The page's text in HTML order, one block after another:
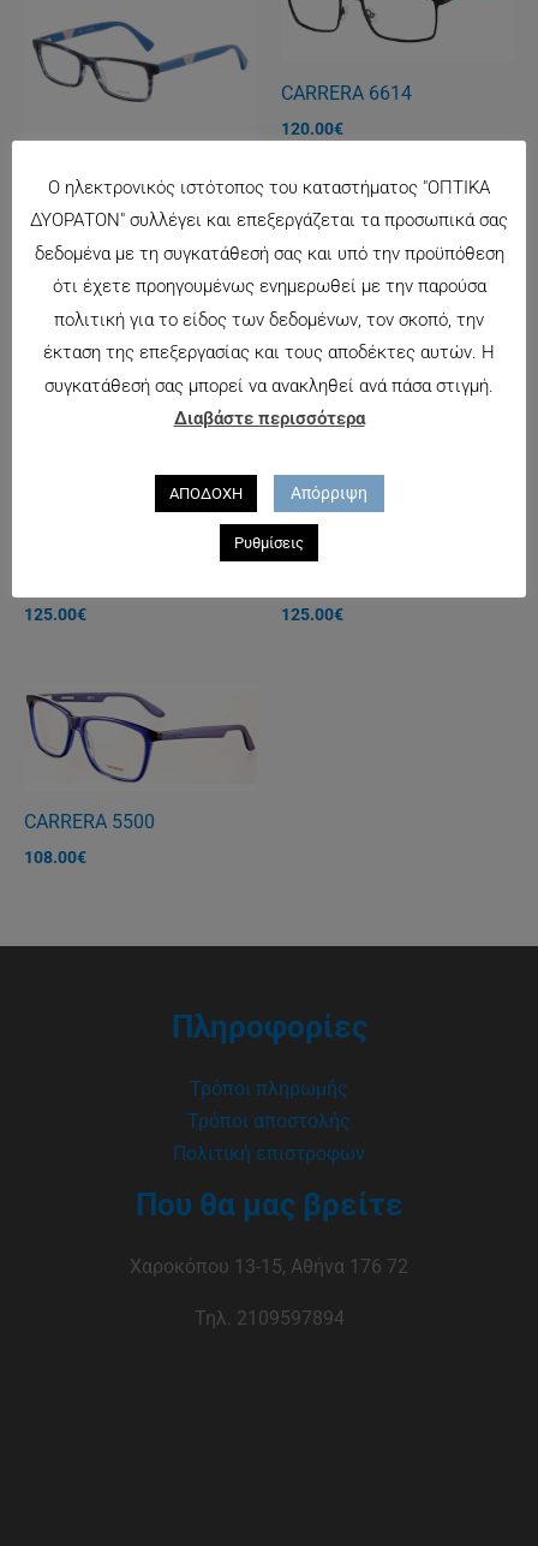
POLICE 1830
125.00 €
CARRERA 6614
120.00€
125.00€ 125.00€
CARRERA 5500
108.00€
Πληροφορίες
Τρόποι πληρωμής
Τρόποι αποστολής
Πολιτική επιστροφών
Που θα μας βρείτε
Χαροκόπου 13-15, Αθήνα 176 72
Τηλ. 2109597894
Ο ηλεκτρονικός ιστότοπος του καταστήματος "ΟΠΤΙΚΑ
ΔΥΟΡΑΤΟΝ" συλλέγει και επεξεργάζεται τα προσωπικά σας
δεδομένα με τη συγκατάθεσή σας και υπό την προϋπόθεση
ότι έχετε προηγουμένως ενημερωθεί με την παρούσα
πολιτική για το είδος των δεδομένων, τον σκοπό, την
έκταση της επεξεργασίας και τους αποδέκτες αυτών. Η
συγκατάθεσή σας μπορεί να ανακληθεί ανά πάσα στιγμή.
Διαβάστε περισσότερα
ΑΠΟΔΟΧΗ Απόρριψη
Ρυθμίσεις